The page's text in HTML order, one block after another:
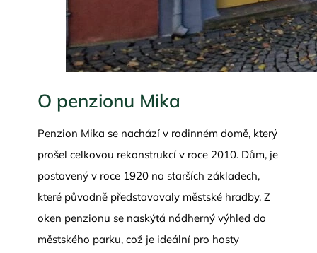
O penzionu Mika
Penzion Mika se nachází v rodinném domě, který
prošel celkovou rekonstrukcí v roce 2010. Dům, je
postavený v roce 1920 na starších základech,
které původně představovaly městské hradby. Z
oken penzionu se naskýtá nádherný výhled do
městského parku, což je ideální pro hosty